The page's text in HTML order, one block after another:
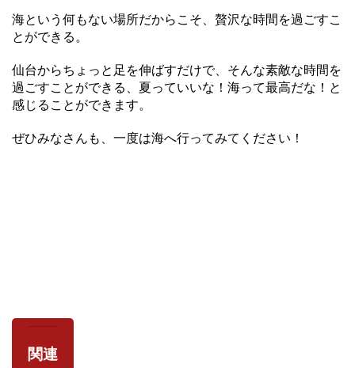
海という何もない場所だからこそ、贅沢な時間を過ごすこ
とができる。
仙台からちょっと足を伸ばすだけで、そんな素敵な時間を
過ごすことができる、夏っていいな！海って最高だな！と
感じることができます。
ぜひみなさんも、一度は海へ行ってみてください！
関連